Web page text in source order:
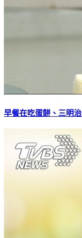
早餐在吃蛋餅、三明